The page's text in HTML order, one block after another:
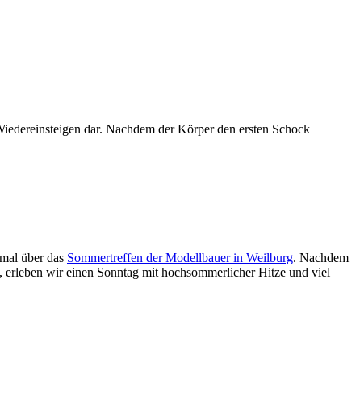
dar. Nachdem der Körper den ersten Schock
über das Sommertreffen der Modellbauer in Weilburg. Nachdem
wir einen Sonntag mit hochsommerlicher Hitze und viel